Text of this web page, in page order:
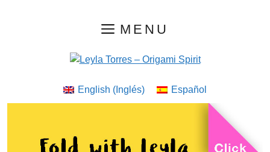
MENU
English ( Inglés) Español